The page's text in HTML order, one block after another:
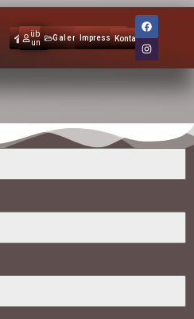
über
uns
GalerieImpressumKontakt